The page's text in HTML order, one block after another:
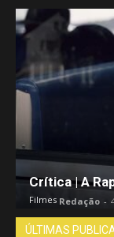
Crítica | A
Filmes Redação -
ÚLTIMAS